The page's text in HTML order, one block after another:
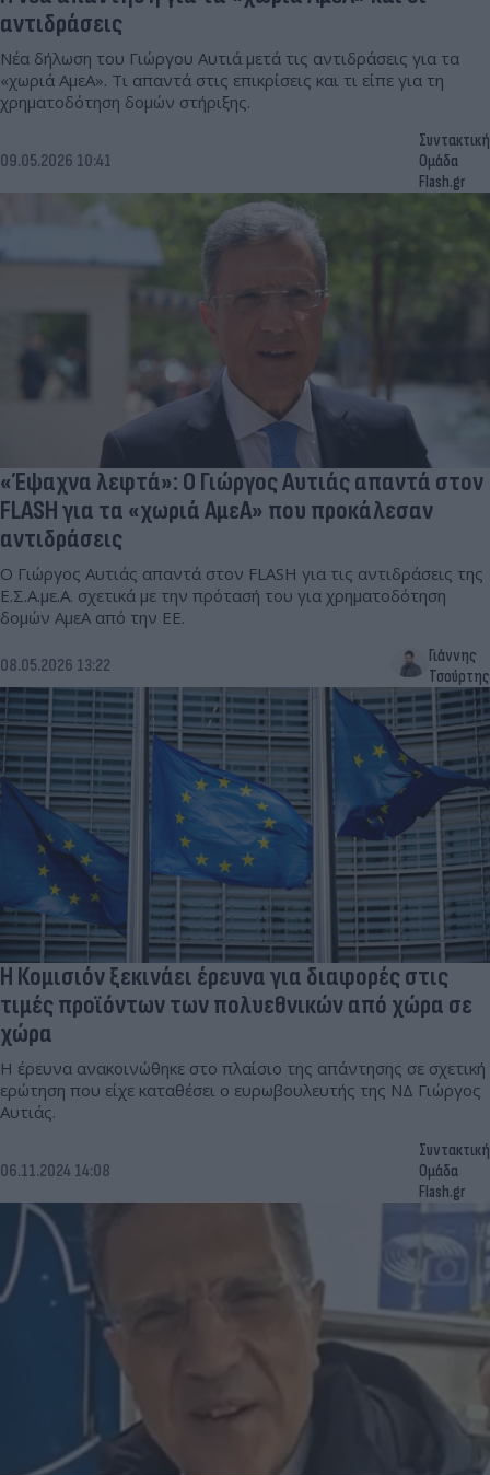
αντιδράσεις
Νέα δήλωση του Γιώργου Αυτιά μετά τις αντιδράσεις για τα
«χωριά ΑμεΑ». Τι απαντά στις επικρίσεις και τι είπε για τη
χρηματοδότηση δομών στήριξης.
09.05.2026 10:41
Συντακτική
Ομάδα
Flash.gr
«Έψαχνα λεφτά»: Ο Γιώργος Αυτιάς απαντά στον
FLASH για τα «χωριά ΑμεΑ» που προκάλεσαν
αντιδράσεις
Ο Γιώργος Αυτιάς απαντά στον FLASH για τις αντιδράσεις της
Ε.Σ.Α.με.Α. σχετικά με την πρότασή του για χρηματοδότηση
δομών ΑμεΑ από την ΕΕ.
08.05.2026 13:22
Γιάννης
Τσούρτης
Η Κομισιόν ξεκινάει έρευνα για διαφορές στις
τιμές προϊόντων των πολυεθνικών από χώρα σε
χώρα
Η έρευνα ανακοινώθηκε στο πλαίσιο της απάντησης σε σχετική
ερώτηση που είχε καταθέσει ο ευρωβουλευτής της ΝΔ Γιώργος
Αυτιάς.
06.11.2024 14:08
Συντακτική
Ομάδα
Flash.gr